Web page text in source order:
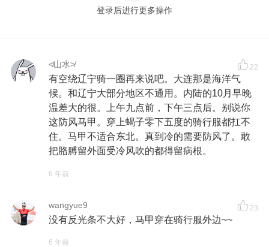
登录后进行更多操作
≮山水≯ 22
有空绕辽宁骑一圈再来说吧。大连那是海洋气
候。和辽宁大部分地区不通用。内陆的10月早晚
温差大的很。上午九点前，下午三点后。别说你
这防风马甲。穿上蝎子零下五度的骑行服都扛不
住。马甲不适合东北。真到冷的需要防风了。敢
把胳膊留外面受冷风吹的都得留病根。
6 年前
wangyue9 23
没有反光条不大好，马甲穿在骑行服外边~~
6 年前